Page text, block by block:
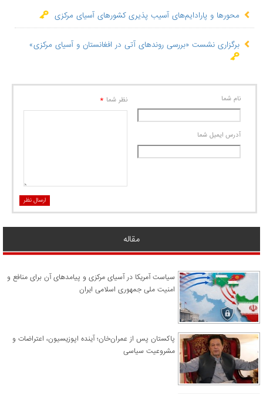
محورها و پارادایم‌های آسیب پذیری کشورهای آسیای مرکزی
برگزاری نشست «بررسی روندهای آتی در افغانستان و آسیای مرکزی»
نام شما
آدرس ايميل شما
نظر شما *
ارسال نظر
مقاله
سیاست آمریکا در آسیای مرکزی و پیامدهای آن برای منافع و
امنیت ملی جمهوری اسلامی ایران
پاکستان پس از عمران‌خان؛ آینده اپوزیسیون، اعتراضات و
مشروعیت سیاسی